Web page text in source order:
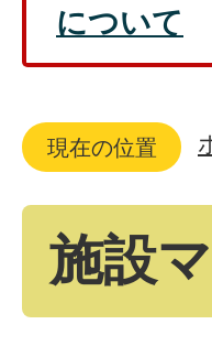
について
現在の位置
施設